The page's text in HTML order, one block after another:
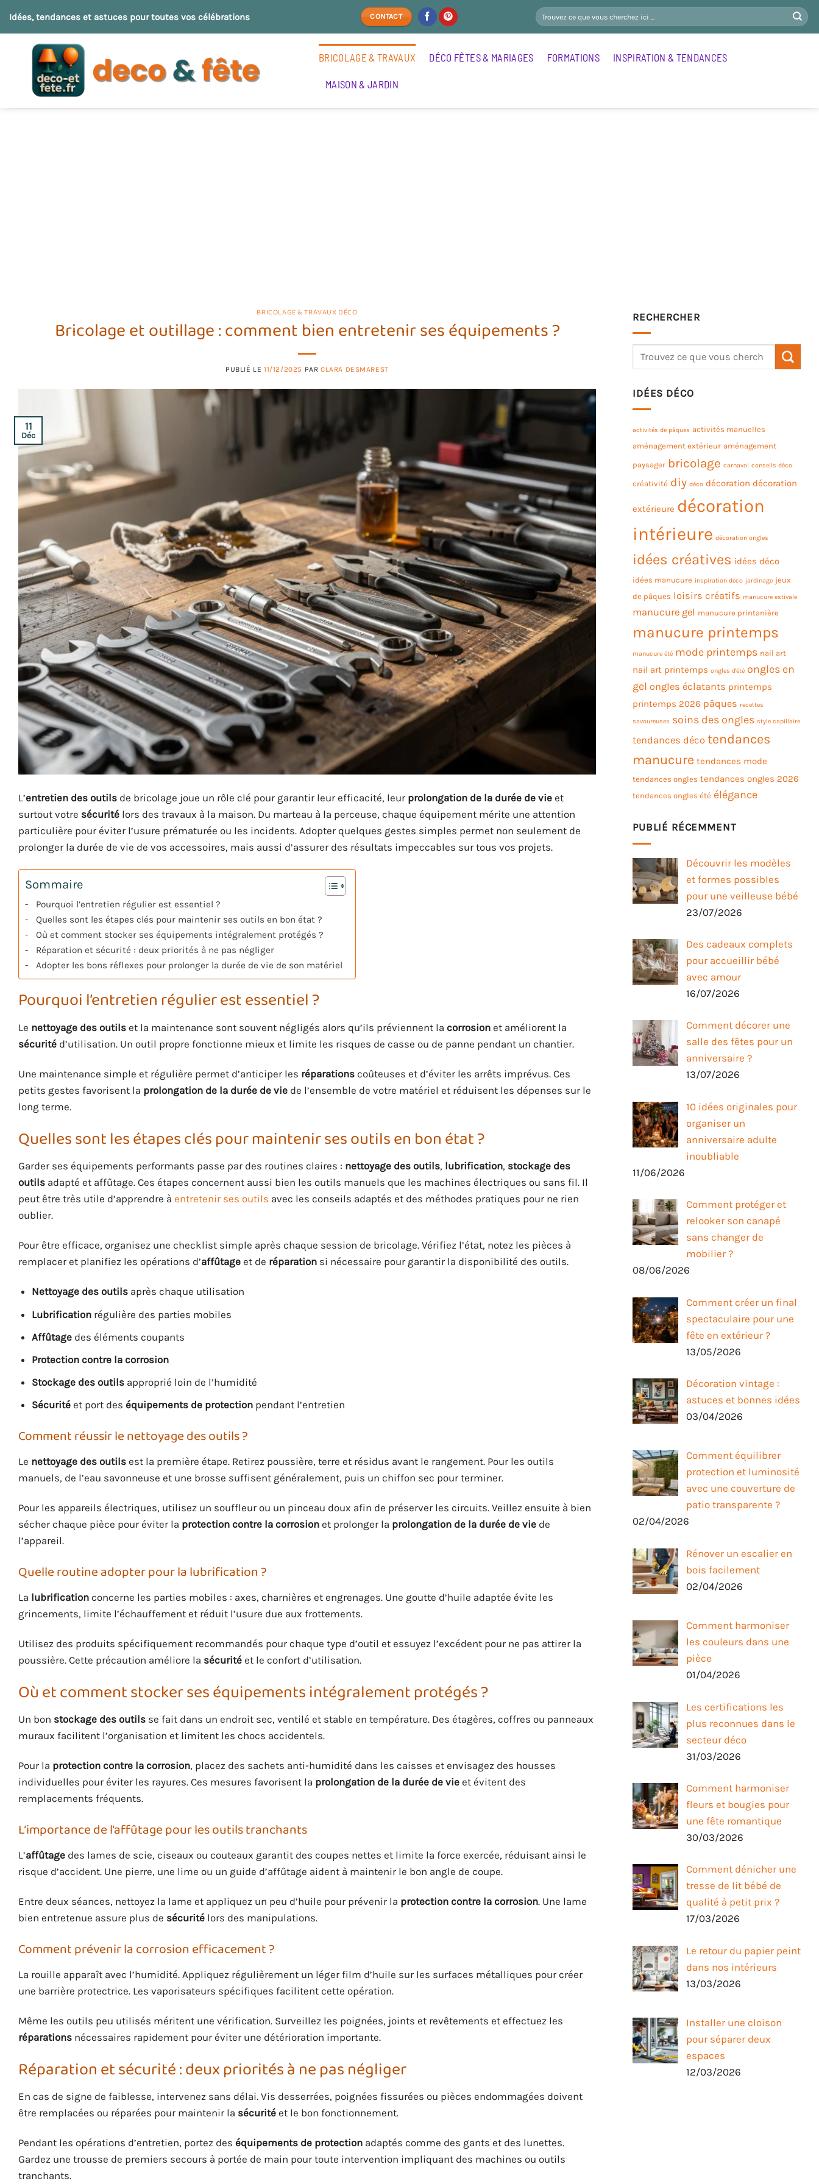
au
Idées, tendances et astuces pour toutes vos célébrations CONTACT
BRICOLAGE & TRAVAUX DÉCO FÊTES & MARIAGES FORMATIONS INSPIRATION & TENDANCES
MAISON & JARDIN
BRICOLAGE & TRAVAUX DÉCO
Bricolage et outillage : comment bien entretenir ses équipements ?
PUBLIÉ LE11/12/2025 PAR CLARA DESMAREST
11
Déc
L’entretien des outils de bricolage joue un rôle clé pour garantir leur efficacité, leur prolongation de la durée de vie et
surtout votre sécurité lors des travaux à la maison. Du marteau à la perceuse, chaque équipement mérite une attention
particulière pour éviter l’usure prématurée ou les incidents. Adopter quelques gestes simples permet non seulement de
prolonger la durée de vie de vos accessoires, mais aussi d’assurer des résultats impeccables sur tous vos projets.
Sommaire
Pourquoi l’entretien régulier est essentiel ?
Quelles sont les étapes clés pour maintenir ses outils en bon état ?
Où et comment stocker ses équipements intégralement protégés ?
Réparation et sécurité : deux priorités à ne pas négliger
Adopter les bons réflexes pour prolonger la durée de vie de son matériel
Pourquoi l’entretien régulier est essentiel ?
Le nettoyage des outils et la maintenance sont souvent négligés alors qu’ils préviennent la corrosion et améliorent la
sécurité d’utilisation. Un outil propre fonctionne mieux et limite les risques de casse ou de panne pendant un chantier.
Une maintenance simple et régulière permet d’anticiper les réparations coûteuses et d’éviter les arrêts imprévus. Ces
petits gestes favorisent la prolongation de la durée de vie de l’ensemble de votre matériel et réduisent les dépenses sur le
long terme.
Quelles sont les étapes clés pour maintenir ses outils en bon état ?
Garder ses équipements performants passe par des routines claires : nettoyage des outils, lubrification, stockage des
outils adapté et affûtage. Ces étapes concernent aussi bien les outils manuels que les machines électriques ou sans fil. Il
peut être très utile d’apprendre à entretenir ses outils avec les conseils adaptés et des méthodes pratiques pour ne rien
oublier.
Pour être efficace, organisez une checklist simple après chaque session de bricolage. Vérifiez l’état, notez les pièces à
remplacer et planifiez les opérations d’affûtage et de réparation si nécessaire pour garantir la disponibilité des outils.
Nettoyage des outils après chaque utilisation
Lubrification régulière des parties mobiles
Affûtage des éléments coupants
Protection contre la corrosion
Stockage des outils approprié loin de l’humidité
Sécurité et port deséquipements de protection pendant l’entretien
Comment réussir le nettoyage des outils ?
Le nettoyage des outils est la première étape. Retirez poussière, terre et résidus avant le rangement. Pour les outils
manuels, de l’eau savonneuse et une brosse suffisent généralement, puis un chiffon sec pour terminer.
Pour les appareils électriques, utilisez un souffleur ou un pinceau doux afin de préserver les circuits. Veillez ensuite à bien
sécher chaque pièce pour éviter la protection contre la corrosion et prolonger la prolongation de la durée de vie de
l’appareil.
Quelle routine adopter pour la lubrification ?
La lubrification concerne les parties mobiles : axes, charnières et engrenages. Une goutte d’huile adaptée évite les
grincements, limite l’échauffement et réduit l’usure due aux frottements.
Utilisez des produits spécifiquement recommandés pour chaque type d’outil et essuyez l’excédent pour ne pas attirer la
poussière. Cette précaution améliore la sécurité et le confort d’utilisation.
Où et comment stocker ses équipements intégralement protégés ?
Un bon stockage des outils se fait dans un endroit sec, ventilé et stable en température. Des étagères, coffres ou panneaux
muraux facilitent l’organisation et limitent les chocs accidentels.
Pour la protection contre la corrosion, placez des sachets anti-humidité dans les caisses et envisagez des housses
individuelles pour éviter les rayures. Ces mesures favorisent la prolongation de la durée de vie et évitent des
remplacements fréquents.
L’importance de l’affûtage pour les outils tranchants
L’affûtage des lames de scie, ciseaux ou couteaux garantit des coupes nettes et limite la force exercée, réduisant ainsi le
risque d’accident. Une pierre, une lime ou un guide d’affûtage aident à maintenir le bon angle de coupe.
Entre deux séances, nettoyez la lame et appliquez un peu d’huile pour prévenir la protection contre la corrosion. Une lame
bien entretenue assure plus de sécurité lors des manipulations.
Comment prévenir la corrosion efficacement ?
La rouille apparaît avec l’humidité. Appliquez régulièrement un léger film d’huile sur les surfaces métalliques pour créer
une barrière protectrice. Les vaporisateurs spécifiques facilitent cette opération.
Même les outils peu utilisés méritent une vérification. Surveillez les poignées, joints et revêtements et effectuez les
réparations nécessaires rapidement pour éviter une détérioration importante.
Réparation et sécurité : deux priorités à ne pas négliger
En cas de signe de faiblesse, intervenez sans délai. Vis desserrées, poignées fissurées ou pièces endommagées doivent
être remplacées ou réparées pour maintenir la sécurité et le bon fonctionnement.
Pendant les opérations d’entretien, portez des équipements de protection adaptés comme des gants et des lunettes.
Gardez une trousse de premiers secours à portée de main pour toute intervention impliquant des machines ou outils
tranchants.
RECHERCHER
IDÉES DÉCO
activités de pâques activités manuelles
aménagement extérieur aménagement
paysager bricolage carnaval conseils déco
créativité diy déco décoration décoration
extérieure décoration
intérieure décoration ongles
idées créatives idées déco
idées manucure inspiration déco jardinage jeux
de pâques loisirs créatifs manucure estivale
manucure gel manucure printanière
manucure printemps
manucure été mode printemps nail art
nail art printemps ongles d'été ongles en
gel ongles éclatants printemps
printemps 2026 pâques recettes
savoureuses soins des ongles style capillaire
tendances déco tendances
manucure tendances mode
tendances ongles tendances ongles 2026
tendances ongles été élégance
PUBLIÉ RÉCEMMENT
Découvrir les modèles
et formes possibles
pour une veilleuse bébé
23/07/2026
Des cadeaux complets
pour accueillir bébé
avec amour
16/07/2026
Comment décorer une
salle des fêtes pour un
anniversaire ?
13/07/2026
10 idées originales pour
organiser un
anniversaire adulte
inoubliable
11/06/2026
Comment protéger et
relooker son canapé
sans changer de
mobilier ?
08/06/2026
Comment créer un final
spectaculaire pour une
fête en extérieur ?
13/05/2026
Décoration vintage :
astuces et bonnes idées
03/04/2026
Comment équilibrer
protection et luminosité
avec une couverture de
patio transparente ?
02/04/2026
Rénover un escalier en
bois facilement
02/04/2026
Comment harmoniser
les couleurs dans une
pièce
01/04/2026
Les certifications les
plus reconnues dans le
secteur déco
31/03/2026
Comment harmoniser
fleurs et bougies pour
une fête romantique
30/03/2026
Comment dénicher une
tresse de lit bébé de
qualité à petit prix ?
17/03/2026
Le retour du papier peint
dans nos intérieurs
13/03/2026
Installer une cloison
pour séparer deux
espaces
12/03/2026